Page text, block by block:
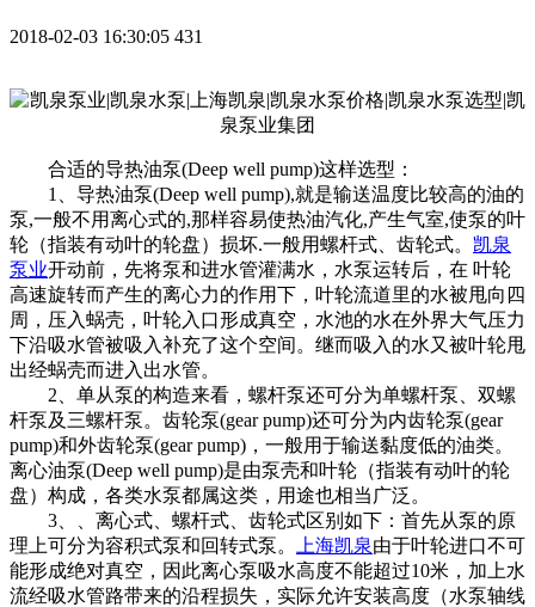
2018-02-03 16:30:05 431
合适的导热油泵(Deep well pump)这样选型：
1、导热油泵(Deep well pump),就是输送温度比较高的油的
泵,一般不用离心式的,那样容易使热油汽化,产生气室,使泵的叶
轮（指装有动叶的轮盘）损坏.一般用螺杆式、齿轮式。 凯泉
泵业开动前，先将泵和进水管灌满水，水泵运转后，在 叶轮
高速旋转而产生的离心力的作用下，叶轮流道里的水被甩向四
周，压入蜗壳，叶轮入口形成真空，水池的水在外界大气压力
下沿吸水管被吸入补充了这个空间。继而吸入的水又被叶轮甩
出经蜗壳而进入出水管。
2、单从泵的构造来看，螺杆泵还可分为单螺杆泵、双螺
杆泵及三螺杆泵。齿轮泵(gear pump)还可分为内齿轮泵(gear
pump)和外齿轮泵(gear pump)，一般用于输送黏度低的油类。
离心油泵(Deep well pump)是由泵壳和叶轮（指装有动叶的轮
盘）构成，各类水泵都属这类，用途也相当广泛。
3、、离心式、螺杆式、齿轮式区别如下：首先从泵的原
理上可分为容积式泵和回转式泵。
上海凯泉由于叶轮进口不可
能形成绝对真空，因此离心泵吸水高度不能超过10米，加上水
流经吸水管路带来的沿程损失，实际允许安装高度（水泵轴线